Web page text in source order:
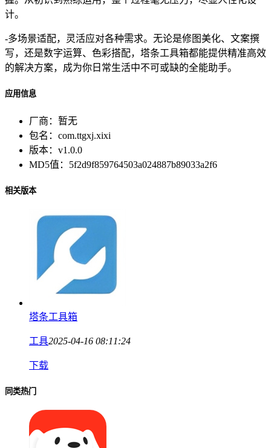
计。
-多场景适配，灵活应对各种需求。无论是修图美化、文案撰
写，还是数字运算、色彩搭配，塔条工具箱都能提供精准高效
的解决方案，成为你日常生活中不可或缺的全能助手。
应用信息
厂商： 暂无
包名： com.ttgxj.xixi
版本： v1.0.0
MD5值： 5f2d9f859764503a024887b89033a2f6
相关版本
塔条工具箱
工具2025-04-16 08:11:24
下载
同类热门